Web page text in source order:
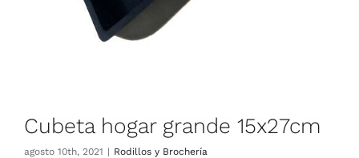
Cubeta hogar grande 15x27cm
agosto 10th, 2021 | Rodillos y Brochería